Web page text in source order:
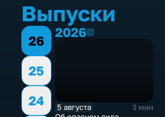
Выпуски
26
25
24
20262026
5 августа
1 мин